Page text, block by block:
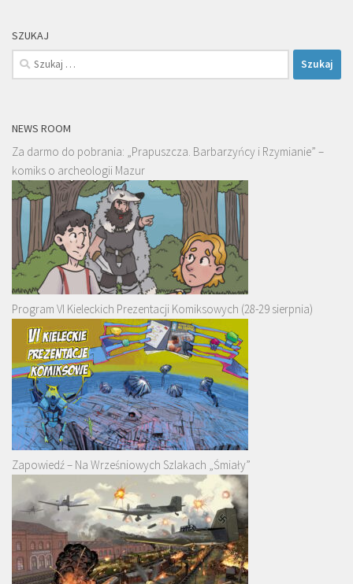
SZUKAJ
Szukaj:
NEWS ROOM
Za darmo do pobrania: „Prapuszcza. Barbarzyńcy i Rzymianie” –
komiks o archeologii Mazur
Program VI Kieleckich Prezentacji Komiksowych (28-29 sierpnia)
Zapowiedź – Na Wrześniowych Szlakach „Śmiały”